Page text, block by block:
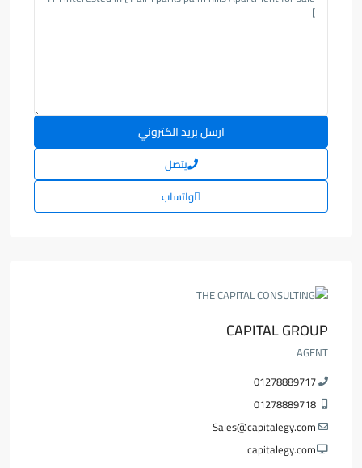
يتصل
واتساب
CAPITAL GROUP
AGENT
01278889717
01278889718
Sales@capitalegy.com
capitalegy.com